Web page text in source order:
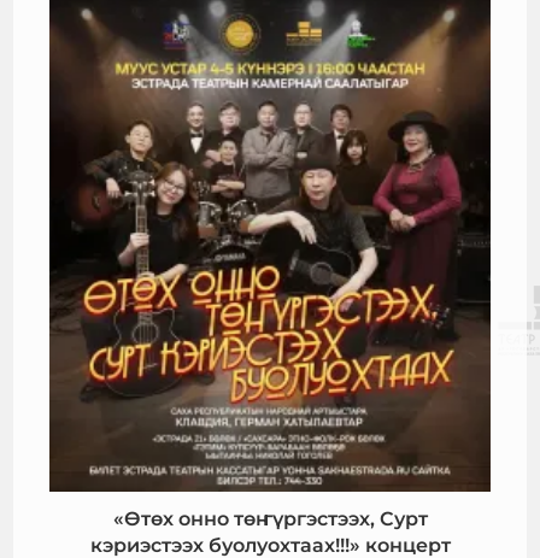
«Өтөх онно төҥүргэстээх, Сурт
кэриэстээх буолуохтаах!!!» концерт